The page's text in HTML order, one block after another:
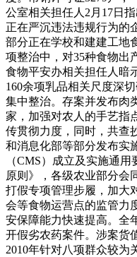
公室相关担任人2月17日
正在严沉违法违规行为的
部分正在学校和建建工地
项整治中，对35种食物出
食物平安办相关担任人暗
160余项乳品相关尺度深
集中整治。存案并发布肉
家，加强对农人的手艺指
传贯彻力度，同时，共查
和消息化部等部分发布实
（CMS）成立及实施通
原则》，各级农业部分会
打假专项管理步履，加大
会等食物运营点的监管力
安保障能力快速提高。全
开假劣农药案件。涉案货
2010年针对八项群众较为